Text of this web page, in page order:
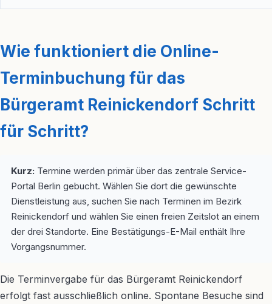
Wie funktioniert die Online-
Terminbuchung für das
Bürgeramt Reinickendorf Schritt
für Schritt?
Kurz: Termine werden primär über das zentrale Service-
Portal Berlin gebucht. Wählen Sie dort die gewünschte
Dienstleistung aus, suchen Sie nach Terminen im Bezirk
Reinickendorf und wählen Sie einen freien Zeitslot an einem
der drei Standorte. Eine Bestätigungs-E-Mail enthält Ihre
Vorgangsnummer.
Die Terminvergabe für das Bürgeramt Reinickendorf
erfolgt fast ausschließlich online. Spontane Besuche sind